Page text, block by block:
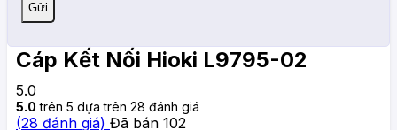
Cáp Kết Nối Hioki L9795-02
5.0
5.0 trên 5 dựa trên 28 đánh giá
(28 đánh giá) Đã bán 102